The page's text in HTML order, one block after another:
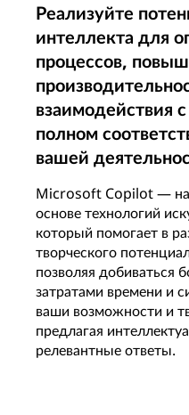
Реализуйте
интеллекта для
процессов,
взаимодействия
полном
вашей
Microsoft Copilot —
основе технологий
который помогает в
творческого
позволяя добиваться
затратами времени и
ваши возможности и
предлагая
релевантные ответы.